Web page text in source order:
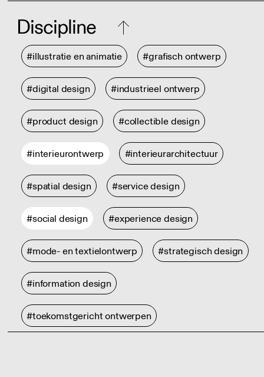
Discipline
#illustratie en animatie #grafisch ontwerp
#digital design #industrieel ontwerp
#product design #collectible design
#interieurontwerp #interieurarchitectuur
#spatial design #service design
#social design #experience design
#mode- en textielontwerp #strategisch design
#information design
#toekomstgericht ontwerpen